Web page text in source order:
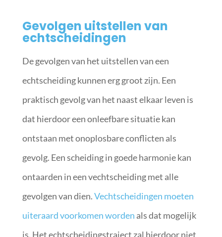
Gevolgen uitstellen van
echtscheidingen
De gevolgen van het uitstellen van een
echtscheiding kunnen erg groot zijn. Een
praktisch gevolg van het naast elkaar leven is
dat hierdoor een onleefbare situatie kan
ontstaan met onoplosbare conflicten als
gevolg. Een scheiding in goede harmonie kan
ontaarden in een vechtscheiding met alle
gevolgen van dien.Vechtscheidingen moeten
uiteraard voorkomen worden als dat mogelijk
is. Het echtscheidingstraject zal hierdoor niet